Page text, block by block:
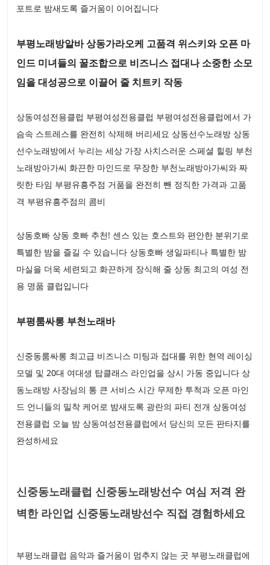
포트로 밤새도록 즐거움이 이어집니다
부평노래방알바 상동가라오케 고품격 위스키와 오픈 마
인드 미녀들의 꿀조합으로 비즈니스 접대나 소중한 소모
임을 대성공으로 이끌어 줄 치트키 작동
상동여성전용클럽 부평여성전용클럽 부평여성전용클럽에서 가
슴속 스트레스를 완전히 삭제해 버리세요 상동선수노래방 상동
선수노래방에서 누리는 세상 가장 사치스러운 스페셜 힐링 부천
노래방아가씨 화끈한 마인드로 무장한 부천노래방아가씨와 짜
릿한 타임 부평유흥주점 거품을 완전히 뺀 정직한 가격과 고품
격 부평유흥주점의 콤비
상동호빠 상동 호빠 추천! 센스 있는 호스트와 편안한 분위기로
특별한 밤을 즐길 수 있습니다 상동호빠 생일파티나 특별한 밤
마실을 더욱 세련되고 화끈하게 장식해 줄 상동 최고의 여성 전
용 명품 클럽입니다
부평룸싸롱 부천노래바
신중동룸싸롱 최고급 비즈니스 미팅과 접대를 위한 현역 레이싱
모델 및 20대 여대생 탑클래스 라인업을 상시 가동 중입니다 상
동노래방 사장님의 통 큰 서비스 시간 무제한 투척과 오픈 마인
드 언니들의 밀착 케어로 밤새도록 광란의 파티 전개 상동여성
전용클럽 오늘 밤 상동여성전용클럽에서 당신의 모든 판타지를
완성하세요
신중동노래클럽 신중동노래방선수 여심 저격 완
벽한 라인업 신중동노래방선수 직접 경험하세요
부평노래클럽 음악과 즐거움이 멈추지 않는 곳 부평노래클럽에